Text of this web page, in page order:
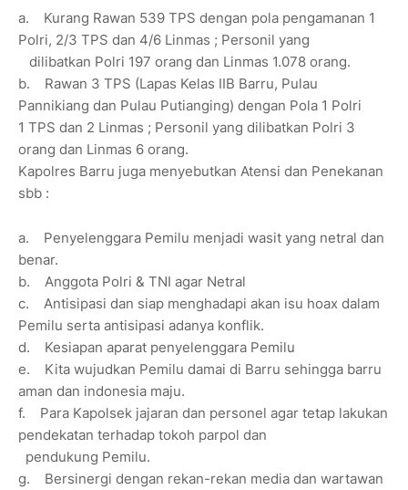
a.
Kurang Rawan 539 TPS dengan pola pengamanan 1
Polri, 2/3 TPS dan 4/6 Linmas ; Personil yang
dilibatkan Polri 197 orang dan Linmas 1.078 orang.
b.
Rawan 3 TPS (Lapas Kelas IIB Barru, Pulau
Pannikiang dan Pulau Putianging) dengan Pola 1 Polri
1 TPS dan 2 Linmas ; Personil yang dilibatkan Polri 3
orang dan Linmas 6 orang.
Kapolres Barru juga menyebutkan Atensi dan Penekanan
sbb :
a.
Penyelenggara Pemilu menjadi wasit yang netral dan
benar.
b.
Anggota Polri & TNI agar Netral
c.
Antisipasi dan siap menghadapi akan isu hoax dalam
Pemilu serta antisipasi adanya konflik.
d.
Kesiapan aparat penyelenggara Pemilu
e.
Kita wujudkan Pemilu damai di Barru sehingga barru
aman dan indonesia maju.
f.
Para Kapolsek jajaran dan personel agar tetap lakukan
pendekatan terhadap tokoh parpol dan
pendukung Pemilu.
g.
Bersinergi dengan rekan-rekan media dan wartawan